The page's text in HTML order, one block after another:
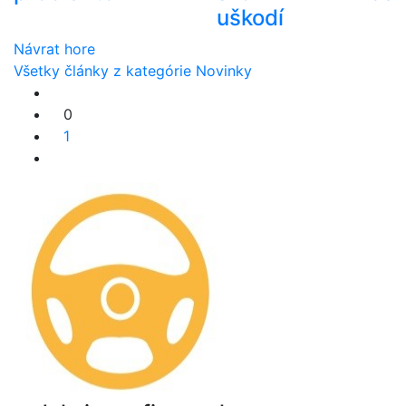
uškodí
Návrat hore
Všetky články z kategórie Novinky
0
1